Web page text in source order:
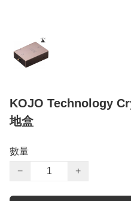
KOJO Technology
地盒
數量
−
+